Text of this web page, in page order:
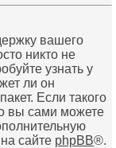
вашего
никто не
узнать у
ли он
Если такого
вы сами можете
сайте phpBB®.